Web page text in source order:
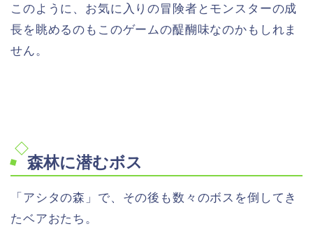
このように、お気に入りの冒険者とモンスターの成
長を眺めるのもこのゲームの醍醐味なのかもしれま
せん。
森林に潜むボス
「アシタの森」で、その後も数々のボスを倒してき
たベアおたち。